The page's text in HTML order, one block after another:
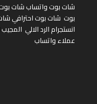
شات بوت واتسابشات
بوت شات بوت احترافي
انستجرامالرد الالي
عملاء واتساب